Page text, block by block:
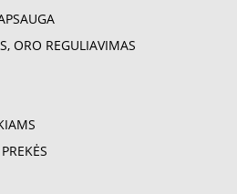
ORO REGULIAVIMAS